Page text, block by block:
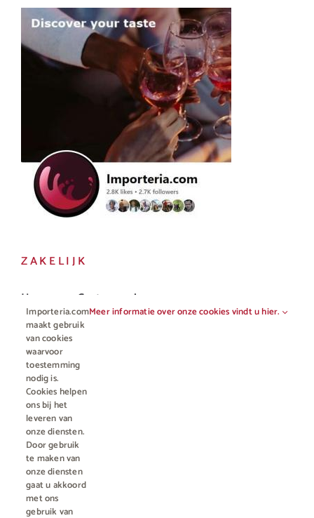
ZAKELIJK
Horeca en Gastronomie
Vakhandel
© Copyright 2012 - 2023 • All rights reserved |
Kamer van Koophandel nummer 76959066
Importeria.com
maakt gebruik
van cookies
waarvoor
toestemming
nodig is.
Cookies helpen
ons bij het
leveren van
onze diensten.
Door gebruik
te maken van
onze diensten
gaat u akkoord
met ons
gebruik van
Meer informatie over onze cookies vindt u hier.